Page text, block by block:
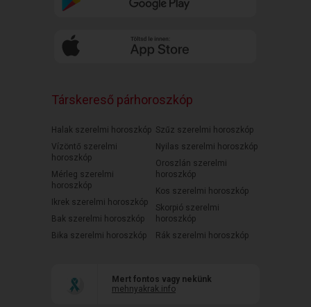
Társkereső párhoroszkóp
Halak szerelmi horoszkóp
Vízöntő szerelmi
horoszkóp
Mérleg szerelmi
horoszkóp
Ikrek szerelmi horoszkóp
Bak szerelmi horoszkóp
Bika szerelmi horoszkóp
Szűz szerelmi horoszkóp
Nyilas szerelmi horoszkóp
Oroszlán szerelmi
horoszkóp
Kos szerelmi horoszkóp
Skorpió szerelmi
horoszkóp
Rák szerelmi horoszkóp
Mert fontos vagy nekünk
mehnyakrak.info